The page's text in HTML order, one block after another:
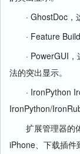
· GhostDoc，这
· Feature
· PowerGUI，
法的突出显示。
· IronPython
IronPython/
扩展管理器的体
iPhone、下载插